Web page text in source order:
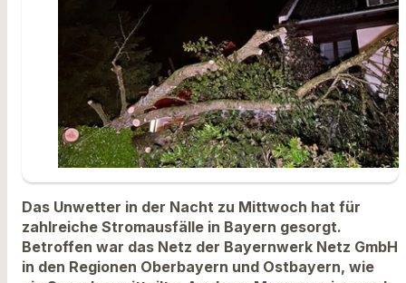
Das Unwetter in der Nacht zu Mittwoch hat für
zahlreiche Stromausfälle in Bayern gesorgt.
Betroffen war das Netz der Bayernwerk Netz GmbH
in den Regionen Oberbayern und Ostbayern, wie